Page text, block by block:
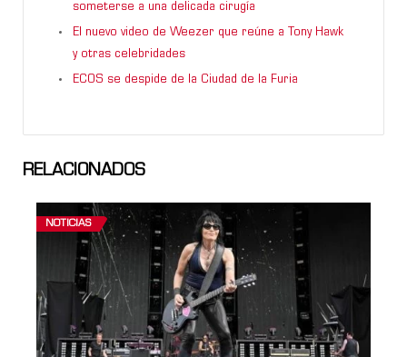
someterse a una delicada cirugía
El nuevo video de Weezer que reúne a Tony Hawk
y otras celebridades
ECOS se despide de la Ciudad de la Furia
RELACIONADOS
NOTICIAS